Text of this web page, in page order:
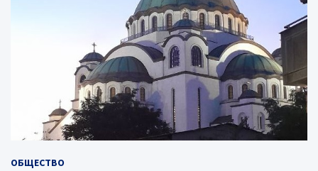
ОБЩЕСТВО